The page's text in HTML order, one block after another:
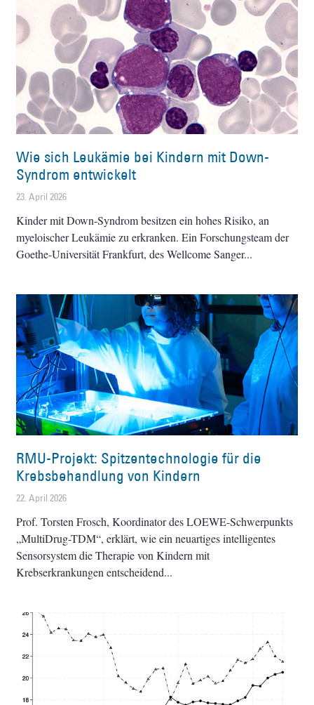
Wie sich Leukämie bei Kindern mit Down-
Syndrom entwickelt
23. April 2026
Kinder mit Down-Syndrom besitzen ein hohes Risiko, an
myeloischer Leukämie zu erkranken. Ein Forschungsteam der
Goethe-Universität Frankfurt, des Wellcome Sanger
RMU-Projekt: Spitzentechnologie für die
Krebsbehandlung von Kindern
22. April 2026
Prof. Torsten Frosch, Koordinator des LOEWE-Schwerpunkts
„MultiDrug-TDM“, erklärt, wie ein neuartiges intelligentes
Sensorsystem die Therapie von Kindern mit
Krebserkrankungen entscheidend